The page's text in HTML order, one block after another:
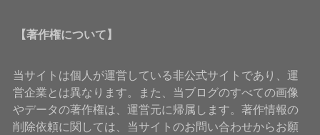
【著作権について】
当サイトは個人が運営している非公式サイトであり、運
営企業とは異なります。また、当ブログのすべての画像
やデータの著作権は、運営元に帰属します。著作情報の
削除依頼に関しては、当サイトのお問い合わせからお願